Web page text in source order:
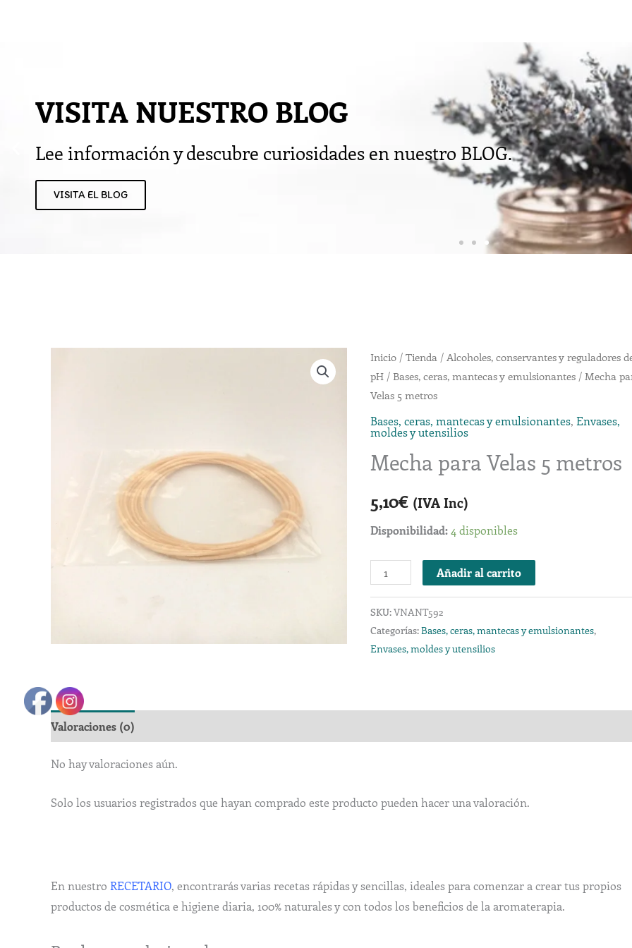
VISITA NUESTRO BLOG
Lee información y descubre curiosidades en nuestro BLOG.
VISITA EL BLOG
Inicio /Tienda /Alcoholes, conservantes y reguladores
pH / Bases, ceras, mantecas y emulsionantes / Mecha
Velas 5 metros
Bases, ceras, mantecas y emulsionantes,Envases,
moldes y utensilios
Mecha para Velas 5 metros
5,10€ (IVA Inc)
Disponibilidad:4 disponibles
Mecha
para
Velas
5
metros
cantidad
Añadir al carrito
SKU:VNANT592
Categorías:Bases, ceras, mantecas y emulsionantes,
Envases, moldes y utensilios
Valoraciones (0)
No hay valoraciones aún.
Solo los usuarios registrados que hayan comprado este producto pueden hacer una valoración.
En nuestro RECETARIO, encontrarás varias recetas rápidas y sencillas, ideales para comenzar a crear tus propios
productos de cosmética e higiene diaria, 100% naturales y con todos los beneficios de la aromaterapia.